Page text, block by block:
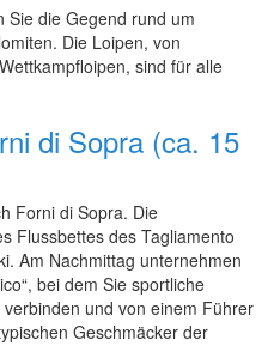
Sie die Gegend rund um
Die Loipen, von
sind für alle
di Sopra (ca. 15
Forni di Sopra. Die
Flussbettes des Tagliamento
Am Nachmittag unternehmen
bei dem Sie sportliche
und von einem Führer
Geschmäcker der